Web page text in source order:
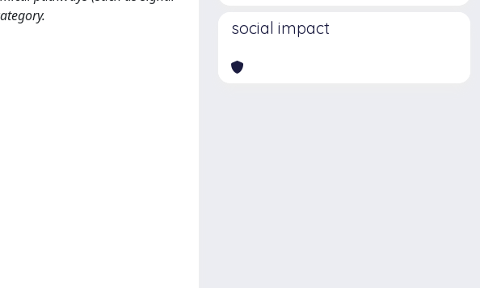
social impact